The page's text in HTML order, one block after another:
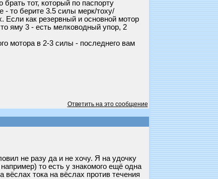
тот, который по паспорту
- то берите 3.5 силы мерк/тоху/
как резервный и основной мотор
яму 3 - есть мелководный упор, 2
мотора в 2-3 силы - последнего вам
Ответить на это сообщение
не разу да и не хочу. Я на удочку
то есть у знакомого ещё одна
тока на вёслах против течения